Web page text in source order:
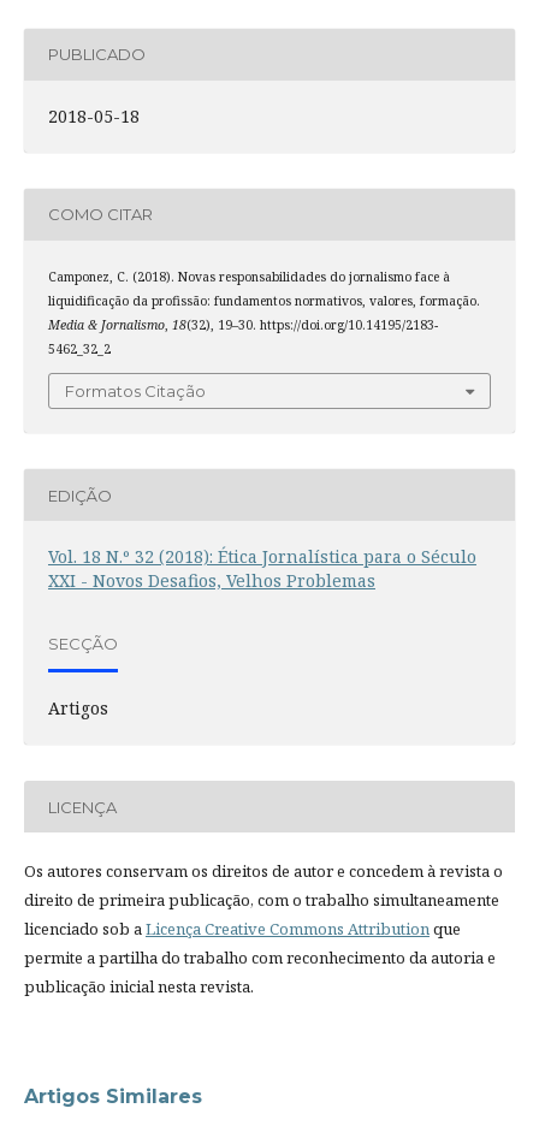
PUBLICADO
2018-05-18
COMO CITAR
Camponez, C. (2018). Novas responsabilidades do jornalismo face à
liquidificação da profissão: fundamentos normativos, valores, formação.
Media & Jornalismo, 18(32), 19–30. https://doi.org/10.14195/2183-
5462_32_2
Formatos Citação
EDIÇÃO
Vol. 18 N.º 32 (2018): Ética Jornalística para o Século
XXI - Novos Desafios, Velhos Problemas
SECÇÃO
Artigos
LICENÇA
Os autores conservam os direitos de autor e concedem à revista o
direito de primeira publicação, com o trabalho simultaneamente
licenciado sob aLicença Creative Commons Attributionque
permite a partilha do trabalho com reconhecimento da autoria e
publicação inicial nesta revista.
Artigos Similares